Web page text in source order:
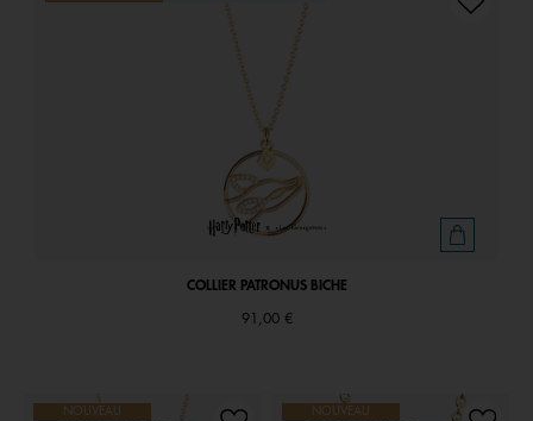
COLLIER PATRONUS BICHE
91,00 €
NOUVEAU
NOUVEAU